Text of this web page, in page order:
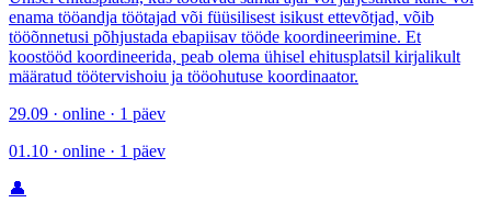
enama tööandja töötajad või füüsilisest isikust ettevõtjad, võib
tööõnnetusi põhjustada ebapiisav tööde koordineerimine. Et
koostööd koordineerida, peab olema ühisel ehitusplatsil kirjalikult
määratud töötervishoiu ja tööohutuse koordinaator.
29.09 · online · 1 päev
01.10 · online · 1 päev
👤